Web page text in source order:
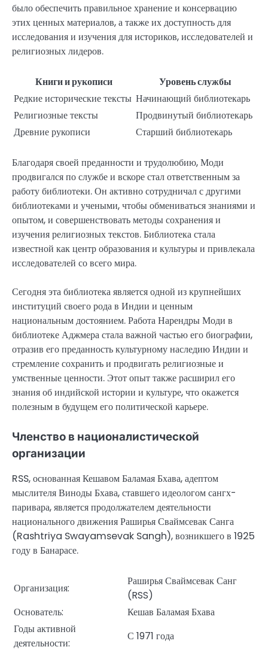
было обеспечить правильное хранение и консервацию
этих ценных материалов, а также их доступность для
исследования и изучения для историков, исследователей и
религиозных лидеров.
Книги и рукописи
Уровень службы
Редкие исторические тексты Начинающий библиотекарь
Религиозные тексты
Продвинутый библиотекарь
Древние рукописи
Старший библиотекарь
Благодаря своей преданности и трудолюбию, Моди
продвигался по службе и вскоре стал ответственным за
работу библиотеки. Он активно сотрудничал с другими
библиотеками и учеными, чтобы обмениваться знаниями и
опытом, и совершенствовать методы сохранения и
изучения религиозных текстов. Библиотека стала
известной как центр образования и культуры и привлекала
исследователей со всего мира.
Сегодня эта библиотека является одной из крупнейших
институций своего рода в Индии и ценным
национальным достоянием. Работа Нарендры Моди в
библиотеке Аджмера стала важной частью его биографии,
отразив его преданность культурному наследию Индии и
стремление сохранить и продвигать религиозные и
умственные ценности. Этот опыт также расширил его
знания об индийской истории и культуре, что окажется
полезным в будущем его политической карьере.
Членство в националистической
организации
RSS, основанная Кешавом Баламая Бхава, адептом
мыслителя Виноды Бхава, ставшего идеологом сангх-
паривара, является продолжателем деятельности
национального движения Раширья Сваймсевак Санга
(Rashtriya Swayamsevak Sangh), возникшего в 1925
году в Банарасе.
Организация:
Раширья Сваймсевак Санг
(RSS)
Основатель:
Кешав Баламая Бхава
Годы активной
деятельности:
С 1971 года